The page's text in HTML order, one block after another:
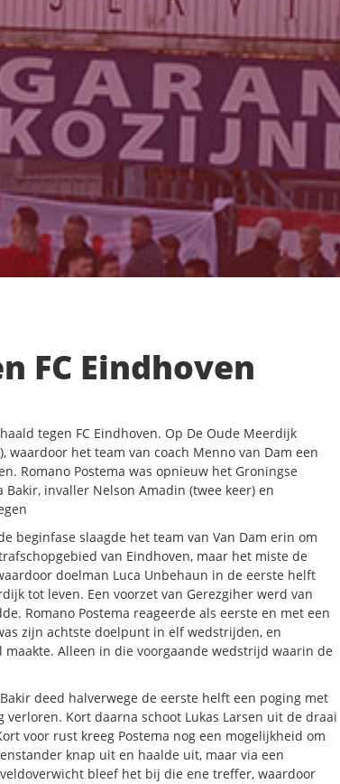
FC Eindhoven
tegen FC Eindhoven. Op De Oude Meerdijk
het team van coach Menno van Dam een
Romano Postema was opnieuw het Groningse
invaller Nelson Amadin (twee keer) en
beginfase slaagde het team van Van Dam erin om
van Eindhoven, maar het miste de
doelman Luca Unbehaun in de eerste helft
tot leven. Een voorzet van Gerezgiher werd van
Romano Postema reageerde als eerste en met een
zijn achtste doelpunt in elf wedstrijden, en
Alleen in die voorgaande wedstrijd waarin de
deed halverwege de eerste helft een poging met
Kort daarna schoot Lukas Larsen uit de draai
voor rust kreeg Postema nog een mogelijkheid om
knap uit en haalde uit, maar via een
bleef het bij die ene treffer, waardoor